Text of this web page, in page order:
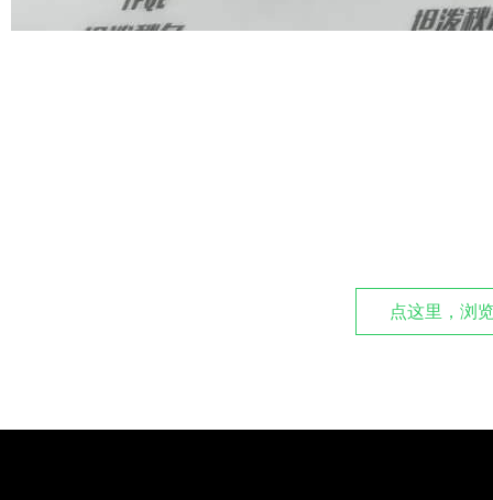
点这里，浏